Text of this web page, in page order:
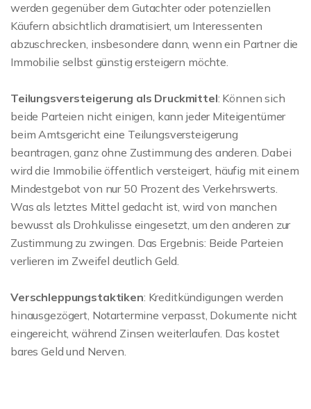
werden gegenüber dem Gutachter oder potenziellen
Käufern absichtlich dramatisiert, um Interessenten
abzuschrecken, insbesondere dann, wenn ein Partner die
Immobilie selbst günstig ersteigern möchte.
Teilungsversteigerung als Druckmittel: Können sich
beide Parteien nicht einigen, kann jeder Miteigentümer
beim Amtsgericht eine Teilungsversteigerung
beantragen, ganz ohne Zustimmung des anderen. Dabei
wird die Immobilie öffentlich versteigert, häufig mit einem
Mindestgebot von nur 50 Prozent des Verkehrswerts.
Was als letztes Mittel gedacht ist, wird von manchen
bewusst als Drohkulisse eingesetzt, um den anderen zur
Zustimmung zu zwingen. Das Ergebnis: Beide Parteien
verlieren im Zweifel deutlich Geld.
Verschleppungstaktiken: Kreditkündigungen werden
hinausgezögert, Notartermine verpasst, Dokumente nicht
eingereicht, während Zinsen weiterlaufen. Das kostet
bares Geld und Nerven.